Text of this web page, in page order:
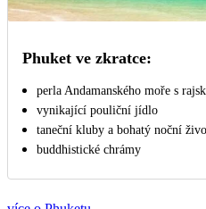
Phuket ve zkratce:
perla Andamanského moře s
vynikající pouliční jídlo
taneční kluby a bohatý noční
buddhistické chrámy